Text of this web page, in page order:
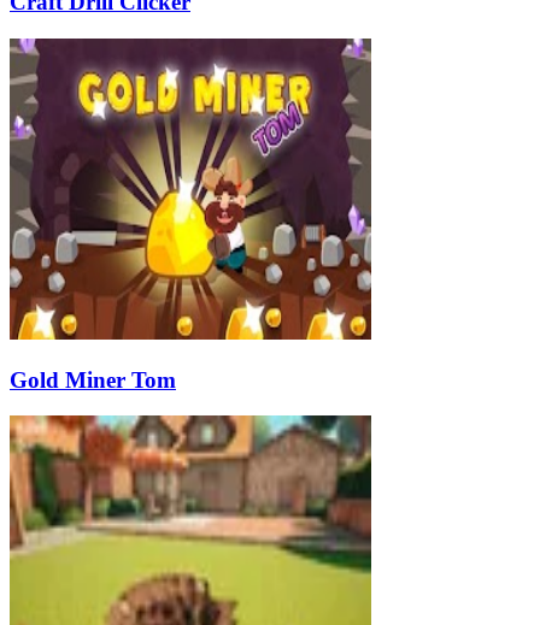
Gold Miner Tom